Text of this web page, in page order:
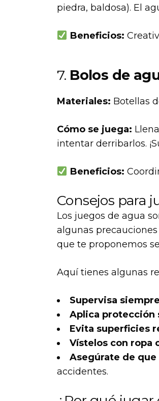
piedra, baldosa). El
Beneficios:
7. Bolos de
Materiales: Botellas
Cómo se juega:
intentar derribarlos.
Beneficios:
Consejos para
Los juegos de agua
algunas
que te proponemos
Aquí tienes algunas
Supervisa
Aplica protección
Evita superficies
Vístelos con ropa
Asegúrate de
accidentes.